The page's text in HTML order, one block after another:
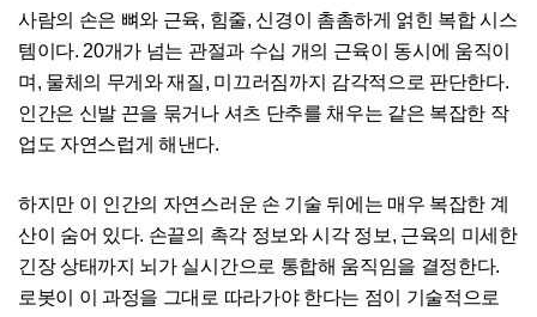
사람의 손은 뼈와 근육, 힘줄, 신경이 촘촘하게 얽힌 복합 시스
템이다. 20개가 넘는 관절과 수십 개의 근육이 동시에 움직이
며, 물체의 무게와 재질, 미끄러짐까지 감각적으로 판단한다.
인간은 신발 끈을 묶거나 셔츠 단추를 채우는 같은 복잡한 작
업도 자연스럽게 해낸다.
하지만 이 인간의 자연스러운 손 기술 뒤에는 매우 복잡한 계
산이 숨어 있다. 손끝의 촉각 정보와 시각 정보, 근육의 미세한
긴장 상태까지 뇌가 실시간으로 통합해 움직임을 결정한다.
로봇이 이 과정을 그대로 따라가야 한다는 점이 기술적으로